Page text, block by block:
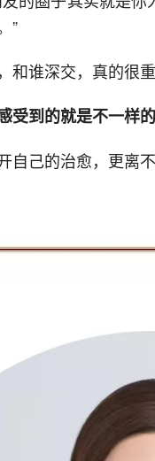
”
和谁深交，真的很重
受到的就是不一样
自己的治愈，更离